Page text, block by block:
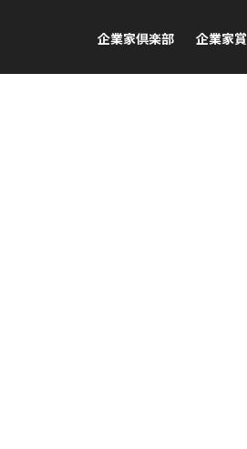
企業家倶楽部 企業家賞